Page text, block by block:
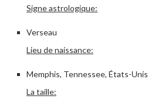
Signe astrologique:
Verseau
Lieu de naissance:
Memphis, Tennessee, États-Unis
La taille: